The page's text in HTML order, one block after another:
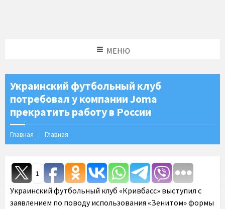
МЕНЮ
Украинский футбольный клуб
потребовал у компании Joma
прекратить работу в России
Главная Главная
1
Украинский футбольный клуб «Кривбасс» выступил с
заявлением по поводу использования «Зенитом» формы